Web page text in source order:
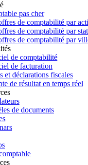
pas cher
de comptabilité par
de comptabilité par
de comptabilité par
de comptabilité
de facturation
et déclarations fiscales
de résultat en temps réel
de documents